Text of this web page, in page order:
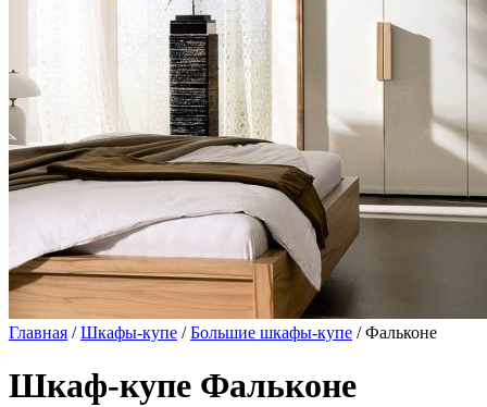
Главная /Шкафы-купе /Большие шкафы-купе / Фальконе
Шкаф-купе Фальконе